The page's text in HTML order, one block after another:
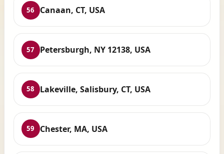
56 Canaan, CT, USA
57 Petersburgh, NY 12138, USA
58 Lakeville, Salisbury, CT, USA
59 Chester, MA, USA